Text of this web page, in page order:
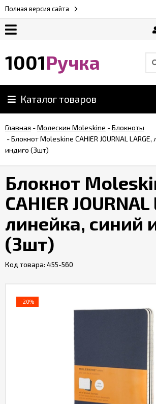
Полная версия сайта
Возврат
ручек
Контакты
1001Ручка
Каталог товаров
Главная -Молескин Moleskine -Блокноты
-Блокнот Moleskine CAHIER JOURNAL
индиго (3шт)
Блокнот
CAHIER JOURNAL
линейка, синий
(3шт)
Код товара: 455-560
-20%